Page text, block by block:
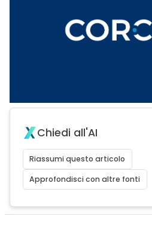
Chiedi all'AI
Riassumi questo articolo
Approfondisci con altre fonti